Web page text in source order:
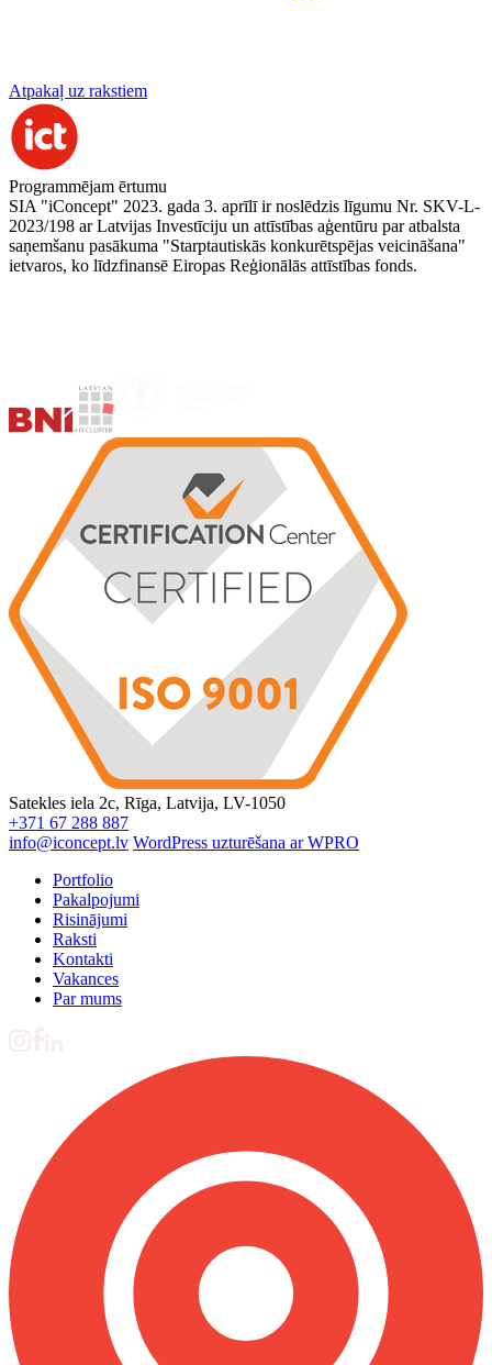
Atpakaļ uz rakstiem
Programmējam ērtumu
SIA "iConcept" 2023. gada 3. aprīlī ir noslēdzis līgumu Nr. SKV-L-
2023/198 ar Latvijas Investīciju un attīstības aģentūru par atbalsta
saņemšanu pasākuma "Starptautiskās konkurētspējas veicināšana"
ietvaros, ko līdzfinansē Eiropas Reģionālās attīstības fonds.
Satekles iela 2c, Rīga, Latvija, LV-1050
+371 67 288 887
info@iconcept.lv WordPress uzturēšana ar WPRO
Portfolio
Pakalpojumi
Risinājumi
Raksti
Kontakti
Vakances
Par mums